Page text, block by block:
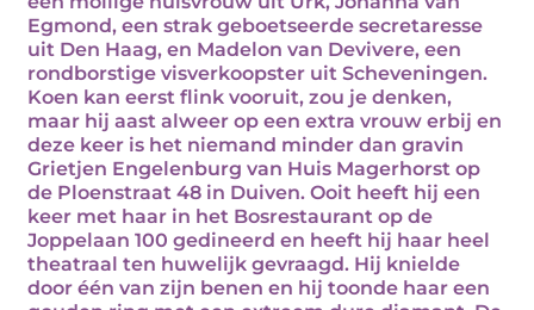
Egmond, een strak geboetseerde secretaresse
uit Den Haag, en Madelon van Devivere, een
rondborstige visverkoopster uit Scheveningen.
Koen kan eerst flink vooruit, zou je denken,
maar hij aast alweer op een extra vrouw erbij en
deze keer is het niemand minder dan gravin
Grietjen Engelenburg van Huis Magerhorst op
de Ploenstraat 48 in Duiven. Ooit heeft hij een
keer met haar in het Bosrestaurant op de
Joppelaan 100 gedineerd en heeft hij haar heel
theatraal ten huwelijk gevraagd. Hij knielde
door één van zijn benen en hij toonde haar een